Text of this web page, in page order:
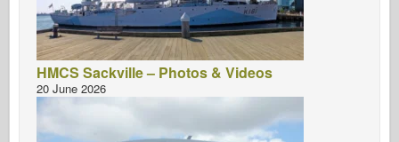
HMCS Sackville – Photos & Videos
20 June 2026